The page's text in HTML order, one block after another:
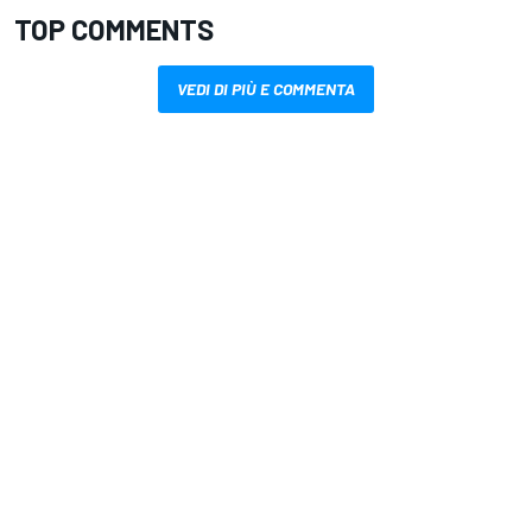
TOP COMMENTS
VEDI DI PIÙ E COMMENTA